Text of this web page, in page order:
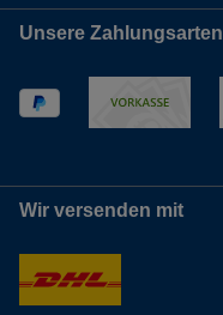
Unsere Zahlungsarten
Wir versenden mit